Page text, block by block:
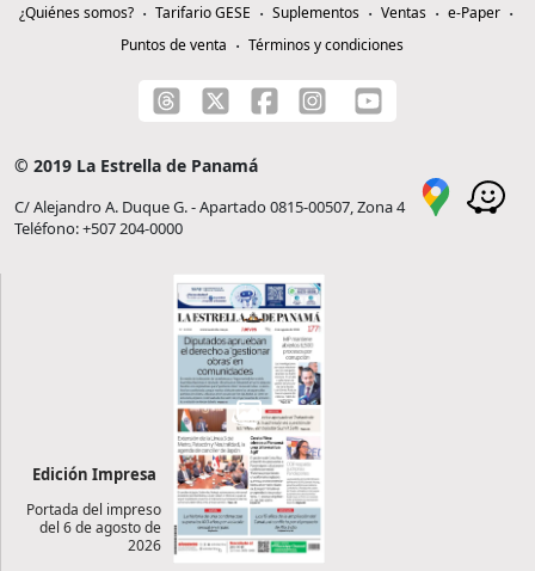
¿Quiénes somos? Tarifario GESE Suplementos Ventas
e-Paper
Puntos de venta
Términos y condiciones
© 2019 La Estrella de Panamá
C/ Alejandro A. Duque G. - Apartado 0815-00507, Zona 4
Teléfono: +507 204-0000
Edición Impresa
Portada del impreso
del 6 de agosto de
2026